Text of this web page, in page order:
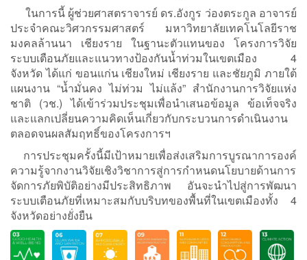
ในการนี้ ผู้ช่วยศาสตราจารย์ ดร.อังกูร ว่องตระกูล อาจารย์
ประจำคณะวิศวกรรมศาสตร์ มหาวิทยาลัยเทคโนโลยีราช
มงคลล้านนา เชียงราย ในฐานะตัวแทนของ โครงการวิจัย
ระบบเตือนภัยและแนวทางป้องกันน้ำท่วมในเขตเมือง 4
จังหวัด ได้แก่ ขอนแก่น เชียงใหม่ เชียงราย และชัยภูมิ ภายใต้
แผนงาน “น้ำมั่นคง ไม่ท่วม ไม่แล้ง” สำนักงานการวิจัยแห่ง
ชาติ (วช.) ได้เข้าร่วมประชุมเพื่อนำเสนอข้อมูล ข้อเท็จจริง
และแลกเปลี่ยนความคิดเห็นเกี่ยวกับกระบวนการดำเนินงาน
ตลอดจนผลสัมฤทธิ์ของโครงการฯ
การประชุมครั้งนี้มีเป้าหมายเพื่อส่งเสริมการบูรณาการองค์
ความรู้จากงานวิจัยเชิงวิชาการสู่การกำหนดนโยบายด้านการ
จัดการภัยพิบัติอย่างมีประสิทธิภาพ อันจะนำไปสู่การพัฒนา
ระบบเตือนภัยที่เหมาะสมกับบริบทของพื้นที่ในเขตเมืองทั้ง 4
จังหวัดอย่างยั่งยืน